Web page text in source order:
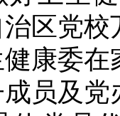
区党
康委
员及